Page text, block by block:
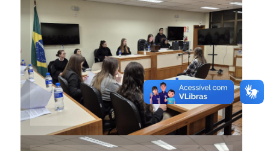
Alunos tiveram desempenho
exemplar no Júri Simulado